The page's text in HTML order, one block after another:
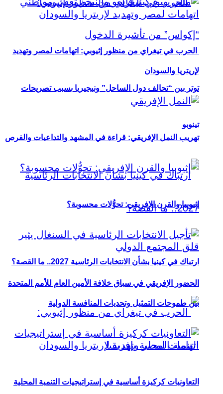
توتر بين “تحالف دول الساحل” ونيجيريا بسبب تصريحات
تينوبو
ارتباك في كينيا بشأن الانتخابات الرئاسية 2027.. ما القصة؟
الحرب في تيغراي من منظور إثيوبي: اتهامات لمصر وتهديد
لإريتريا والسودان
تهريب النمل الإفريقي: قراءة في المشهد والتداعيات والفرص
إثيوبيا والقرن الإفريقي: تحوُّلات محسوبة؟
الحضور الإفريقي في سباق خلافة الأمين العام للأمم المتحدة
بين طموحات التمثيل وتحديات المنافسة الدولية
التعاونيات كركيزة أساسية في إستراتيجيات التنمية المحلية